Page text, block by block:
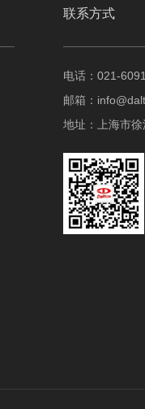
联系方式
电话：021-
邮箱：
地址：上海市